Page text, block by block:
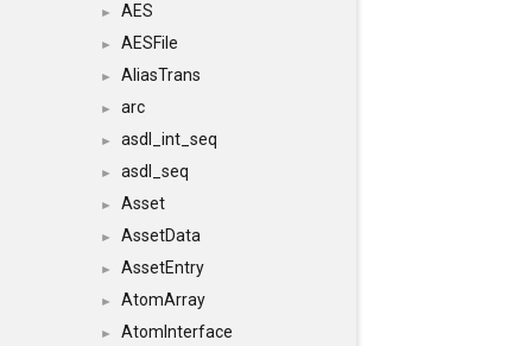
► AES
► AESFile
► AliasTrans
► arc
► asdl_int_seq
► asdl_seq
► Asset
► AssetData
► AssetEntry
► AtomArray
► AtomInterface